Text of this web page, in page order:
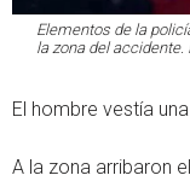
Elementos de la
la zona del accidente.
El hombre vestía
A la zona arribaron